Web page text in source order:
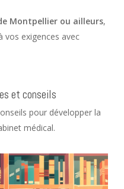
Montpellier ou ailleurs,
vos exigences avec
et conseils
pour développer la
médical.